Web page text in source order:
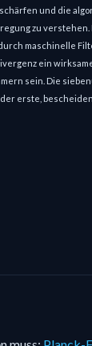
und die
zu
maschinelle
ein
sein. Die
erste,